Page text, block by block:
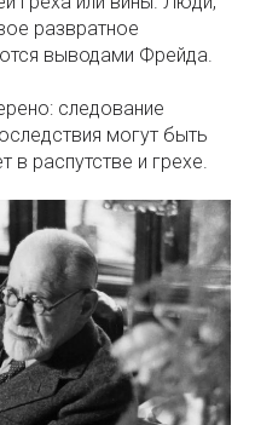
развратное
выводами Фрейда.
следование
могут быть
в распутстве и грехе.